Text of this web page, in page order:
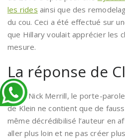
les rides ainsi que des
du cou. Ceci a été effectué sur
que Hillary voulait apprécier les
mesure.
La réponse de
Selon Nick Merrill, le porte-
de Klein ne contient que de
même décrédibilisé l’auteur en
aller plus loin et ne pas créer